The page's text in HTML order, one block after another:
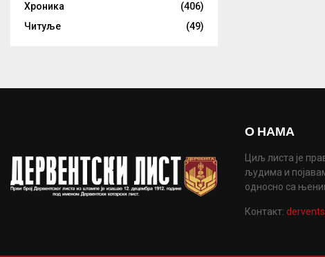
Хроника
(406)
Читуље
(49)
О НАМА
Циљ листа је
људима и
односно са
Контакт: